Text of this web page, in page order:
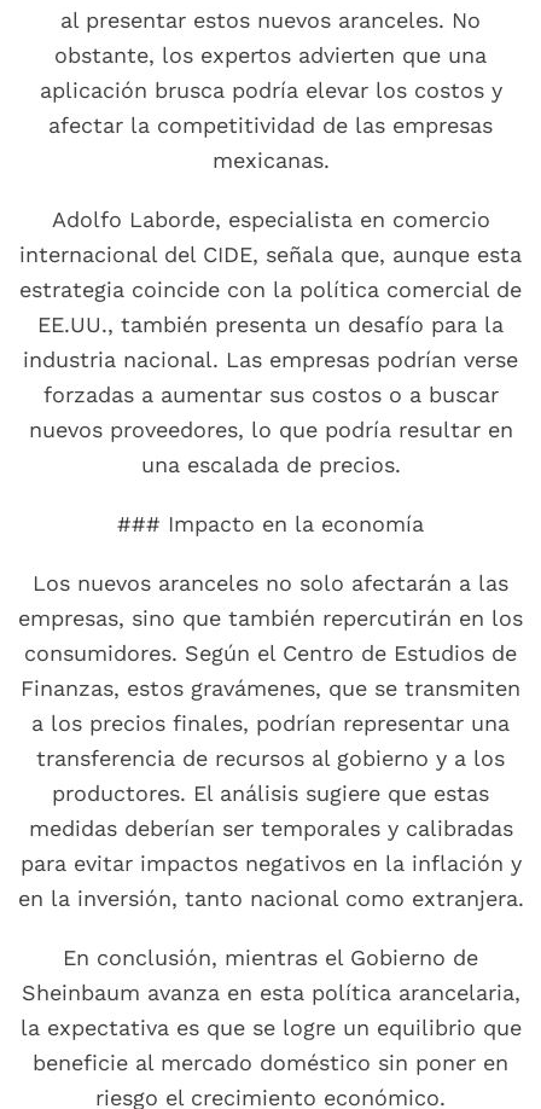
al presentar estos nuevos aranceles. No
obstante, los expertos advierten que una
aplicación brusca podría elevar los costos y
afectar la competitividad de las empresas
mexicanas.
Adolfo Laborde, especialista en comercio
internacional del CIDE, señala que, aunque esta
estrategia coincide con la política comercial de
EE.UU., también presenta un desafío para la
industria nacional. Las empresas podrían verse
forzadas a aumentar sus costos o a buscar
nuevos proveedores, lo que podría resultar en
una escalada de precios.
### Impacto en la economía
Los nuevos aranceles no solo afectarán a las
empresas, sino que también repercutirán en los
consumidores. Según el Centro de Estudios de
Finanzas, estos gravámenes, que se transmiten
a los precios finales, podrían representar una
transferencia de recursos al gobierno y a los
productores. El análisis sugiere que estas
medidas deberían ser temporales y calibradas
para evitar impactos negativos en la inflación y
en la inversión, tanto nacional como extranjera.
En conclusión, mientras el Gobierno de
Sheinbaum avanza en esta política arancelaria,
la expectativa es que se logre un equilibrio que
beneficie al mercado doméstico sin poner en
riesgo el crecimiento económico.